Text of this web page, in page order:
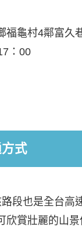
福龜村4鄰富久
：00
式
段也是全台高
欣賞壯麗的山